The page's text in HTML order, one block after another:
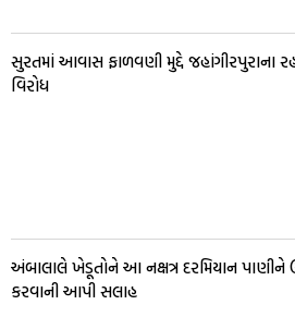
સુરતમાં આવાસ ફાળવણી મુદ્દે જહાંગીરપુરાના
વિરોધ
અંબાલાલે ખેડૂતોને આ નક્ષત્ર દરમિયાન પાણીને
કરવાની આપી સલાહ